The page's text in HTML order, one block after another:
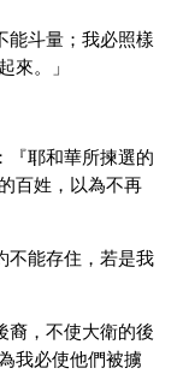
能斗量；我必照樣
來。」
『耶和華所揀選的
百姓，以為不再
不能存住，若是我
裔，不使大衛的後
我必使他們被擄